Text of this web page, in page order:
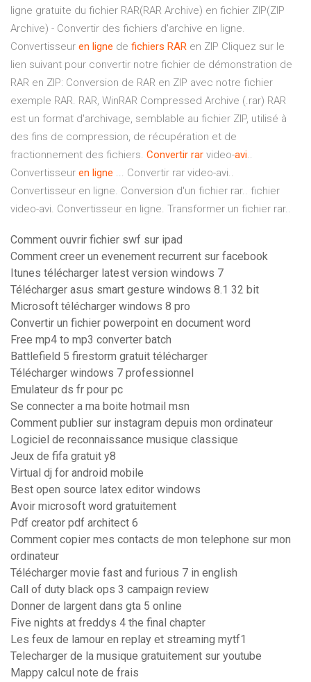
ligne gratuite du fichier RAR(RAR Archive) en fichier ZIP(ZIP
Archive) - Convertir des fichiers d'archive en ligne.
Convertisseur en ligne de fichiers RAR en ZIP Cliquez sur le
lien suivant pour convertir notre fichier de démonstration de
RAR en ZIP: Conversion de RAR en ZIP avec notre fichier
exemple RAR. RAR, WinRAR Compressed Archive (.rar) RAR
est un format d'archivage, semblable au fichier ZIP, utilisé à
des fins de compression, de récupération et de
fractionnement des fichiers. Convertir rar video-avi..
Convertisseur en ligne ... Convertir rar video-avi..
Convertisseur en ligne. Conversion d'un fichier rar.. fichier
video-avi. Convertisseur en ligne. Transformer un fichier rar..
Comment ouvrir fichier swf sur ipad
Comment creer un evenement recurrent sur facebook
Itunes télécharger latest version windows 7
Télécharger asus smart gesture windows 8.1 32 bit
Microsoft télécharger windows 8 pro
Convertir un fichier powerpoint en document word
Free mp4 to mp3 converter batch
Battlefield 5 firestorm gratuit télécharger
Télécharger windows 7 professionnel
Emulateur ds fr pour pc
Se connecter a ma boite hotmail msn
Comment publier sur instagram depuis mon ordinateur
Logiciel de reconnaissance musique classique
Jeux de fifa gratuit y8
Virtual dj for android mobile
Best open source latex editor windows
Avoir microsoft word gratuitement
Pdf creator pdf architect 6
Comment copier mes contacts de mon telephone sur mon
ordinateur
Télécharger movie fast and furious 7 in english
Call of duty black ops 3 campaign review
Donner de largent dans gta 5 online
Five nights at freddys 4 the final chapter
Les feux de lamour en replay et streaming mytf1
Telecharger de la musique gratuitement sur youtube
Mappy calcul note de frais